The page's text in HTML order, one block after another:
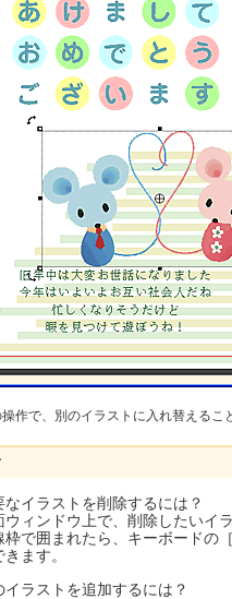
操作で、別のイラストに入れ替えるこ
なイラストを削除するには？
ウィンドウ上で、削除したいイ
枠で囲まれたら、キーボードの
きます。
イラストを追加するには？